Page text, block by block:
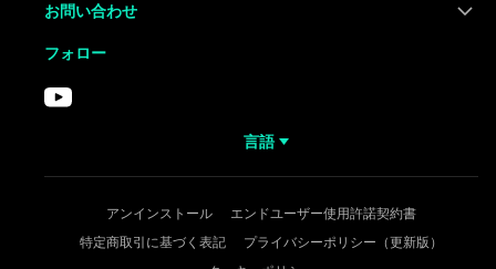
お問い合わせ
フォロー
言語
アンインストール
エンドユーザー使用許諾契約書
特定商取引に基づく表記
プライバシーポリシー（更新版）